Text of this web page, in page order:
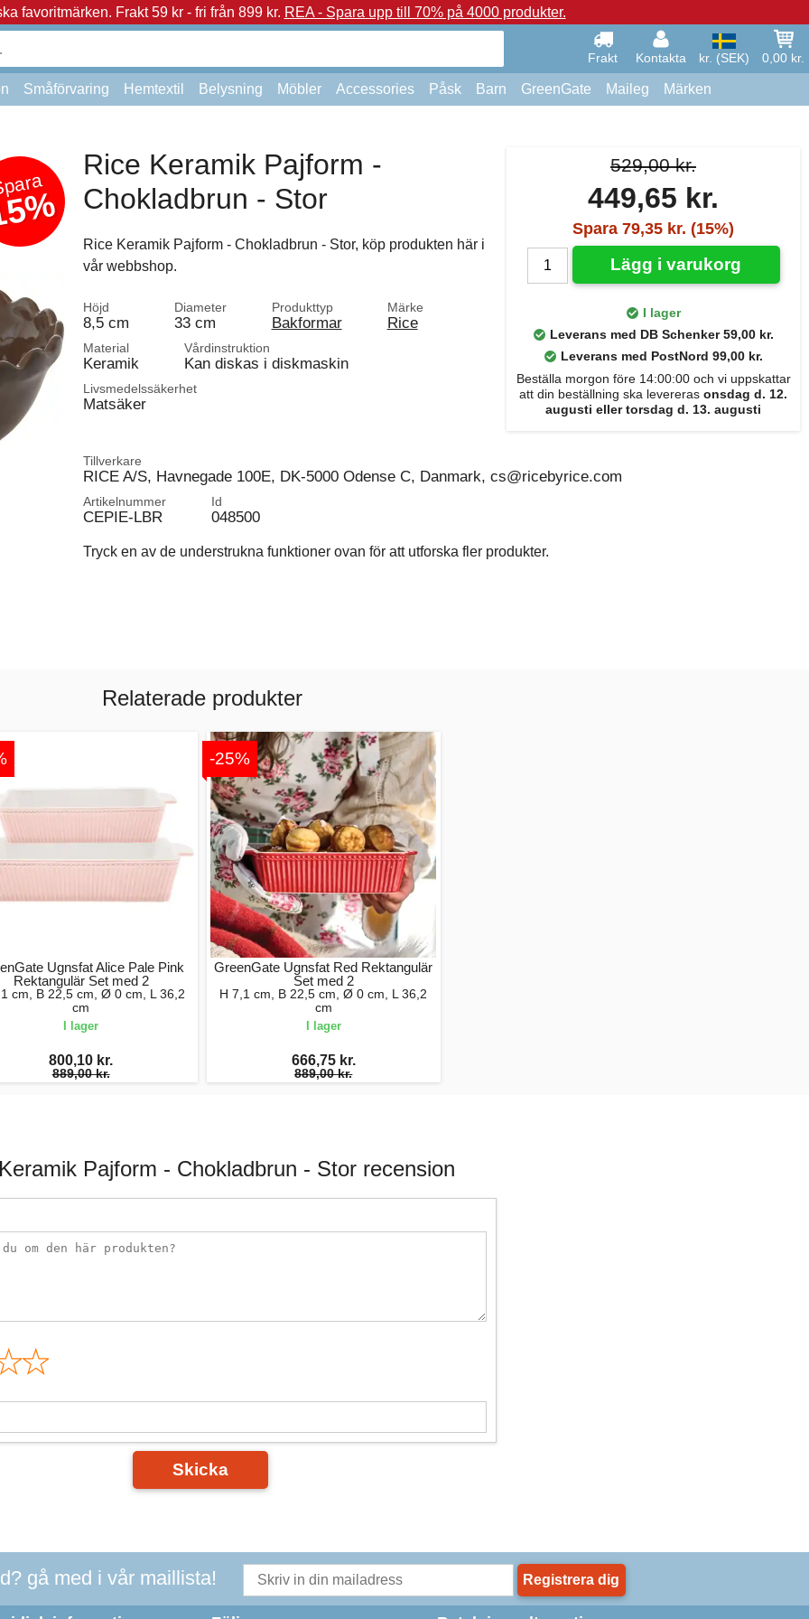
favoritmärken. Frakt 59 kr - fri från 899 kr. REA - Spara upp till 70% på 4000 produkter.
Frakt Kontakta kr. (SEK) 0,00 kr.
Småförvaring Hemtextil Belysning Möbler Accessories Påsk Barn GreenGate Maileg Märken
529,00 kr.
449,65 kr.
Spara 79,35 kr. (15%)
Lägg i varukorg
I lager
Leverans med DB Schenker 59,00 kr.
Leverans med PostNord 99,00 kr.
Beställa morgon före 14:00:00 och vi uppskattar
att din beställning ska levereras onsdag d. 12.
augusti eller torsdag d. 13. augusti
Rice Keramik Pajform -
Chokladbrun - Stor
Rice Keramik Pajform - Chokladbrun - Stor, köp produkten här i
vår webbshop.
Höjd
8,5 cm
Diameter
33 cm
Produkttyp
Bakformar
Märke
Rice
Material
Keramik
Vårdinstruktion
Kan diskas i diskmaskin
Livsmedelssäkerhet
Matsäker
Tillverkare
RICE A/S, Havnegade 100E, DK-5000 Odense C, Danmark, cs@ricebyrice.com
Artikelnummer
CEPIE-LBR
Id
048500
Tryck en av de understrukna funktioner ovan för att utforska fler produkter.
Relaterade produkter
Ugnsfat Alice Pale Pink
Rektangulär Set med 2
cm, B 22,5 cm, Ø 0 cm, L 36,2
cm
I lager
800,10 kr.
889,00 kr.
-25%
GreenGate Ugnsfat Red Rektangulär
Set med 2
H 7,1 cm, B 22,5 cm, Ø 0 cm, L 36,2
cm
I lager
666,75 kr.
889,00 kr.
Pajform - Chokladbrun - Stor recension
Skicka
gå med i vår maillista! Registrera dig